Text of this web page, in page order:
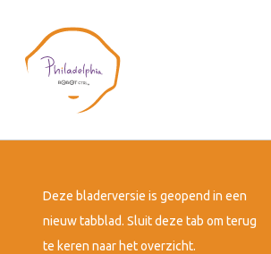
Deze bladerversie is geopend in een
nieuw tabblad. Sluit deze tab om terug
te keren naar het overzicht.